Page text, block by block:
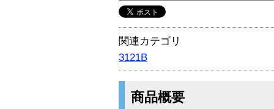
関連カテゴリ
3121B
商品概要